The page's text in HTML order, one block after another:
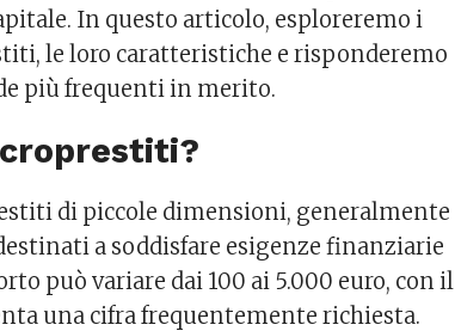
In questo articolo, esploreremo i
le loro caratteristiche e risponderemo
più frequenti in merito.
di piccole dimensioni, generalmente
a soddisfare esigenze finanziarie
può variare dai 100 ai 5.000 euro, con il
una cifra frequentemente richiesta.